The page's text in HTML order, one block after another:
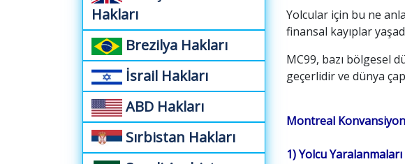
Hakları
Brezilya Hakları
İsrail Hakları
ABD Hakları
Sırbistan Hakları
Yolcular için bu ne
finansal kayıplar
MC99, bazı bölgesel
geçerlidir ve dünya
Montreal
1) Yolcu